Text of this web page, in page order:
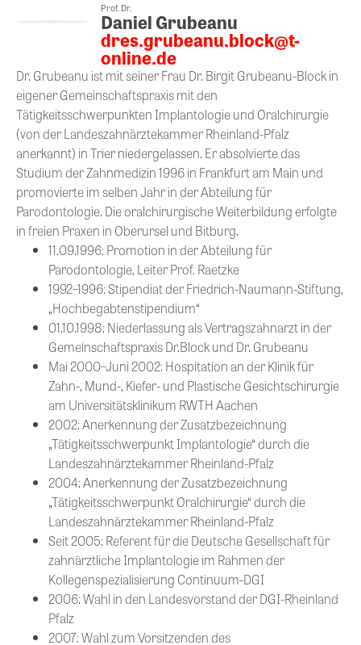
Prof. Dr.
Daniel Grubeanu
dres.grubeanu.block@t-
online.de
Dr. Grubeanu ist mit seiner Frau Dr. Birgit Grubeanu-Block in
eigener Gemeinschaftspraxis mit den
Tätigkeitsschwerpunkten Implantologie und Oralchirurgie
(von der Landeszahnärztekammer Rheinland-Pfalz
anerkannt) in Trier niedergelassen. Er absolvierte das
Studium der Zahnmedizin 1996 in Frankfurt am Main und
promovierte im selben Jahr in der Abteilung für
Parodontologie. Die oralchirurgische Weiterbildung erfolgte
in freien Praxen in Oberursel und Bitburg.
11.09.1996: Promotion in der Abteilung für
Parodontologie, Leiter Prof. Raetzke
1992–1996: Stipendiat der Friedrich-Naumann-Stiftung,
„Hochbegabtenstipendium“
01.10.1998: Niederlassung als Vertragszahnarzt in der
Gemeinschaftspraxis Dr.Block und Dr. Grubeanu
Mai 2000–Juni 2002: Hospitation an der Klinik für
Zahn-, Mund-, Kiefer- und Plastische Gesichtschirurgie
am Universitätsklinikum RWTH Aachen
2002: Anerkennung der Zusatzbezeichnung
„Tätigkeitsschwerpunkt Implantologie“ durch die
Landeszahnärztekammer Rheinland-Pfalz
2004: Anerkennung der Zusatzbezeichnung
„Tätigkeitsschwerpunkt Oralchirurgie“ durch die
Landeszahnärztekammer Rheinland-Pfalz
Seit 2005: Referent für die Deutsche Gesellschaft für
zahnärztliche Implantologie im Rahmen der
Kollegenspezialisierung Continuum-DGI
2006: Wahl in den Landesvorstand der DGI-Rheinland
Pfalz
2007: Wahl zum Vorsitzenden des